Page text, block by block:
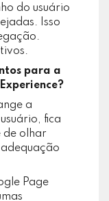
do usuário
Isso
para a
a
fica
de olhar
Page